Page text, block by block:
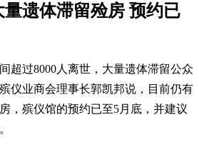
遗体滞留殓房 预约已
超过8000人离世，大量遗体滞留公众
仪业商会理事长郭凯邦说，目前仍有
，殡仪馆的预约已至5月底，并建议